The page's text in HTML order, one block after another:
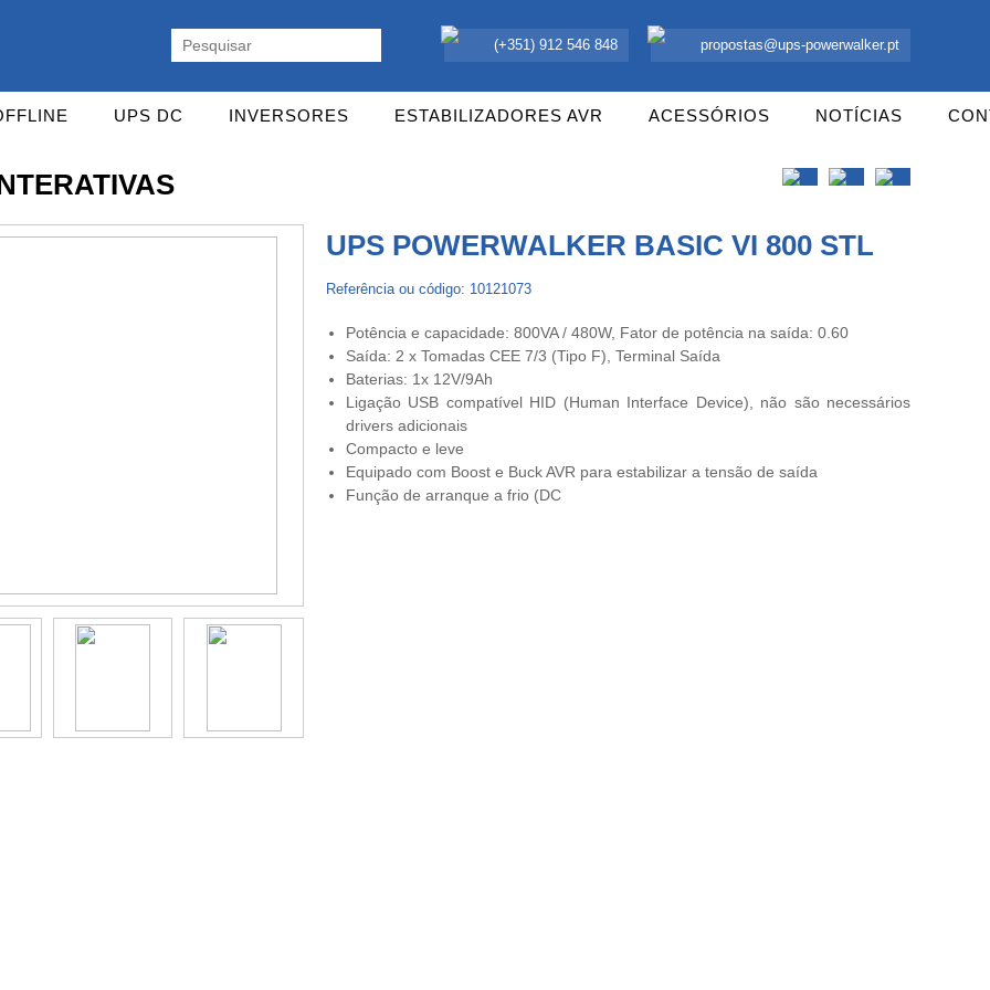
(+351) 912 546 848 propostas@ups-powerwalker.pt
UPS DC INVERSORES ESTABILIZADORES AVR ACESSÓRIOS NOTÍCIAS
UPS POWERWALKER BASIC VI 800 STL
Referência ou código: 10121073
Potência e capacidade: 800VA / 480W, Fator de potência na saída: 0.60
Saída: 2 x Tomadas CEE 7/3 (Tipo F), Terminal Saída
Baterias: 1x 12V/9Ah
Ligação USB compatível HID (Human Interface Device), não são necessários
drivers adicionais
Compacto e leve
Equipado com Boost e Buck AVR para estabilizar a tensão de saída
Função de arranque a frio (DC